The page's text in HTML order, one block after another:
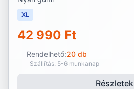
XL
42 990 Ft
Rendelhető:20 db
Szállítás: 5-6 munkanap
Részletek